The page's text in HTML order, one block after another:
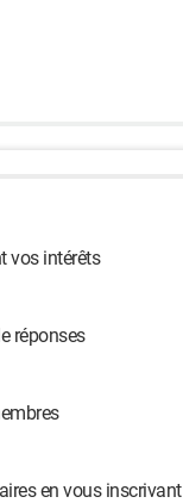
vos intérêts
réponses
en vous inscrivant